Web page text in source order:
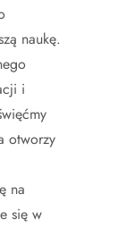
naukę.
i
otworzy
na
się w